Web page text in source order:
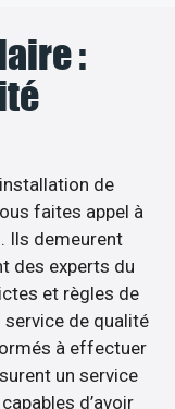
:
de
faites appel à
Ils demeurent
des experts du
et règles de
service de qualité
à effectuer
un service
d’avoir